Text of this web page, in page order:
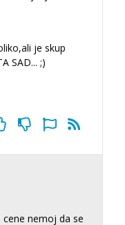
je skup
SAD... ;)
cene nemoj da se